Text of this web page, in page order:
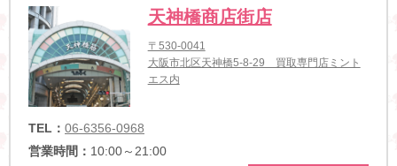
天神橋商店街店
〒530-0041
大阪市北区天神橋5-8-29 買取専門店ミント
エス内
TEL： 06-6356-0968
営業時間： 10:00～21:00